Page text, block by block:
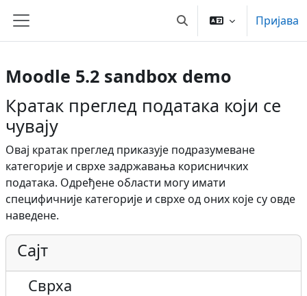
Бочни панел Укључи/искључи поље
Пријава
Moodle 5.2 sandbox demo
Кратак преглед података који се
чувају
Овај кратак преглед приказује подразумеване
категорије и сврхе задржавања корисничких
података. Одређене области могу имати
специфичније категорије и сврхе од оних које су овде
наведене.
Сајт
Сврха